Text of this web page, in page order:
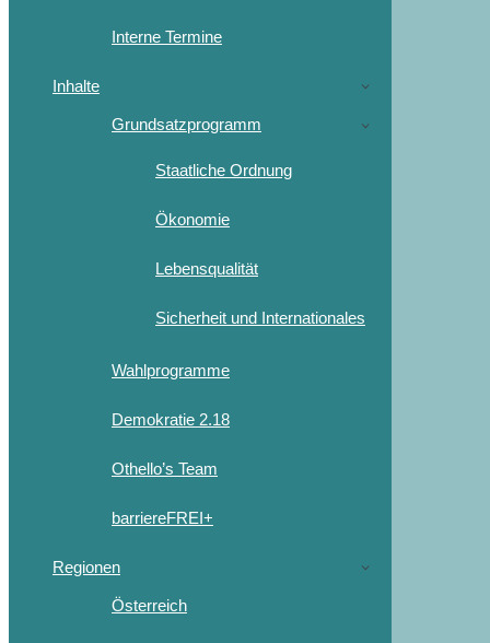
Interne Termine
Inhalte
Grundsatzprogramm
Staatliche Ordnung
Ökonomie
Lebensqualität
Sicherheit und Internationales
Wahlprogramme
Demokratie 2.18
Othello’s Team
barriereFREI+
Regionen
Österreich